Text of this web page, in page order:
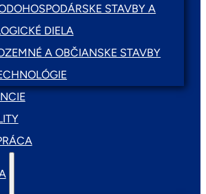
STAVBY A
DIELA
A OBČIANSKE STAVBY